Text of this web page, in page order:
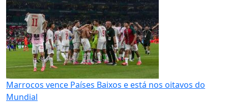
Marrocos vence Países Baixos e está nos oitavos do
Mundial